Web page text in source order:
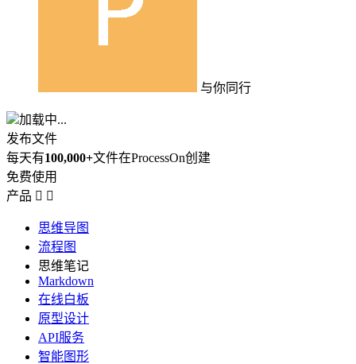
与你同行
加载中...
发布文件
每天有100,000+文件在ProcessOn创建
免费使用
产品  
思维导图
流程图
思维笔记
Markdown
在线白板
原型设计
API服务
智能图形